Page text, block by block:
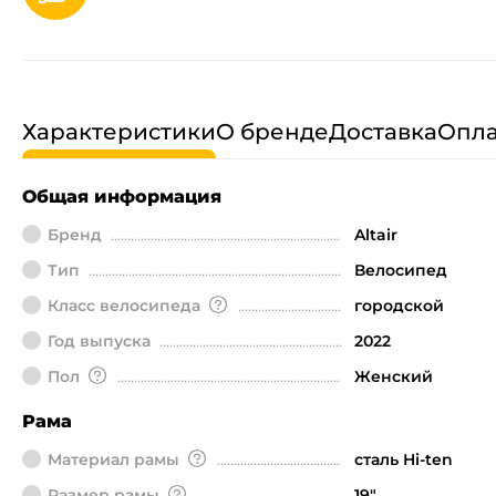
ХарактеристикиО брендеДоставка
Общая информация
Бренд
Altair
Тип
Велосипед
Класс велосипеда
городской
Год выпуска
2022
Пол
Женский
Рама
Материал рамы
сталь Hi-ten